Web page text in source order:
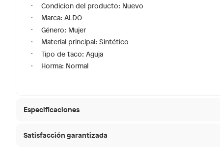
Condicion del producto: Nuevo
Marca: ALDO
Género: Mujer
Material principal: Sintético
Tipo de taco: Aguja
Horma: Normal
Especificaciones
Modelo
Satisfacción garantizada